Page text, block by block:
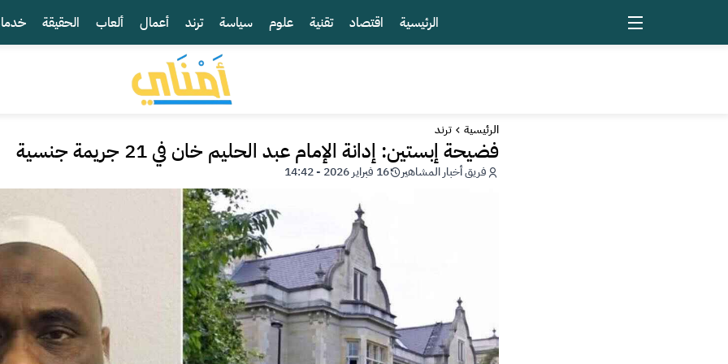
الرئيسية اقتصاد تقنية علوم سياسة ترند أعمال ألعاب الحقيقة
الرئيسية ترند
فضيحة إبستين: إدانة الإمام عبد الحليم خان في 21 جريمة جنسية
فريق أخبار المشاهير 16 فبراير 2026 - 14:42